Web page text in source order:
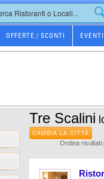
OFFERTE / SCONTI EVENTI
Tre Scalini
CAMBIA LA CITTÀ
Ordina risultati